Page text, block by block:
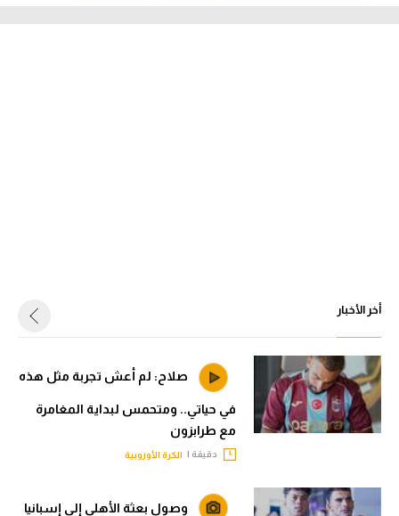
أخر الأخبار
صلاح: لم أعش تجربة مثل هذه
في حياتي.. ومتحمس لبداية المغامرة
مع طرابزون
دقيقة | الكرة الأوروبية
وصول بعثة الأهلي إلى إسبانيا